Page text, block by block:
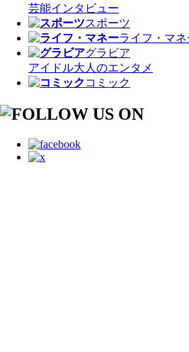
芸能インタビュー
スポーツ
ライフ・マネ
グラビア
アイドル大人のエンタメ
コミック